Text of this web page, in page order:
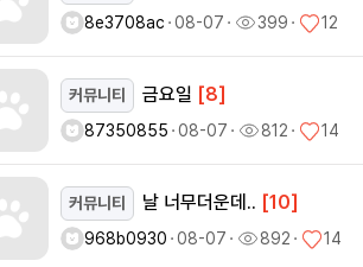
8e3708acㆍ08-07ㆍ 399ㆍ 12
커뮤니티 금요일 [8]
87350855ㆍ08-07ㆍ 812ㆍ 14
커뮤니티 날 너무더운데.. [10]
968b0930ㆍ08-07ㆍ 892ㆍ 14